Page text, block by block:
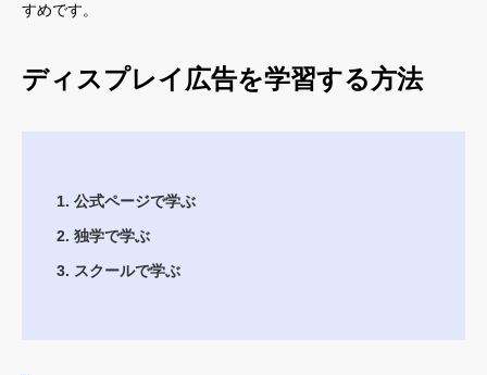
すめです。
ディスプレイ広告を学習する方法
公式ページで学ぶ
独学で学ぶ
スクールで学ぶ